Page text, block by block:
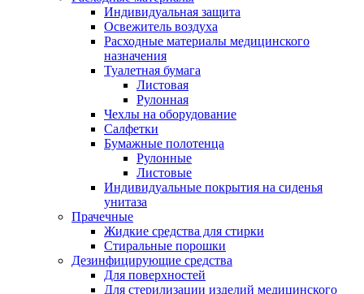
Индивидуальная защита
Освежитель воздуха
Расходные материалы медицинского
назначения
Туалетная бумага
Листовая
Рулонная
Чехлы на оборудование
Салфетки
Бумажные полотенца
Рулонные
Листовые
Индивидуальные покрытия на сиденья
унитаза
Прачечные
Жидкие средства для стирки
Стиральные порошки
Дезинфицирующие средства
Для поверхностей
Для стерилизации изделий медицинского